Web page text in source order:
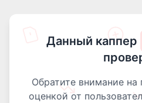
Данный каппер
Обратите внимание
оценкой от